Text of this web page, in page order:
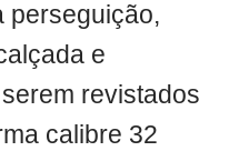
perseguição,
e
revistados
calibre 32